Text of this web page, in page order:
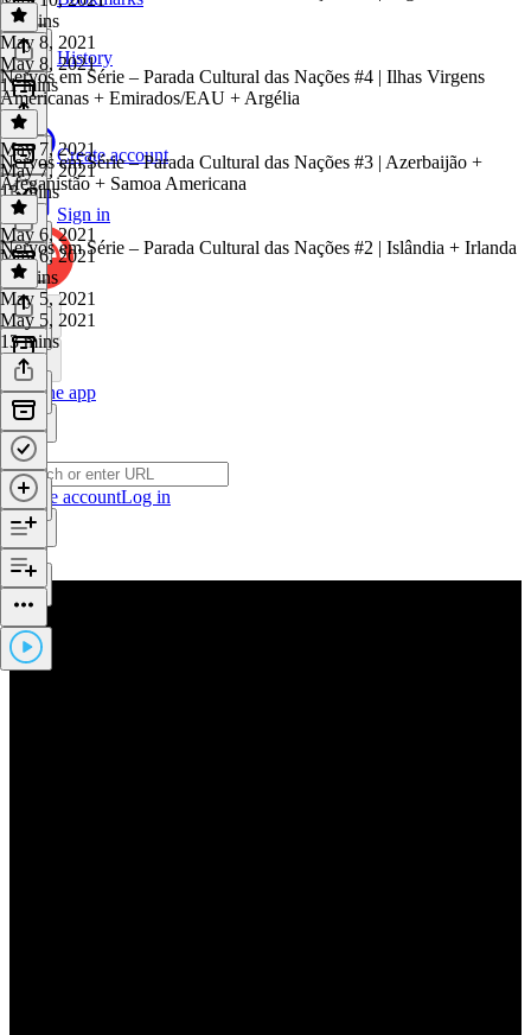
History
Create account
Sign in
Get the app
Create accountLog in
14 mins
May 8, 2021
May 8, 2021
11 mins
Nervos em Série – Parada Cultural das Nações #4 | Ilhas Virgens
Americanas + Emirados/EAU + Argélia
May 7, 2021
May 7, 2021
13 mins
Nervos em Série – Parada Cultural das Nações #3 | Azerbaijão +
Afeganistão + Samoa Americana
May 6, 2021
May 6, 2021
11 mins
Nervos em Série – Parada Cultural das Nações #2 | Islândia + Irlanda
May 5, 2021
May 5, 2021
13 mins